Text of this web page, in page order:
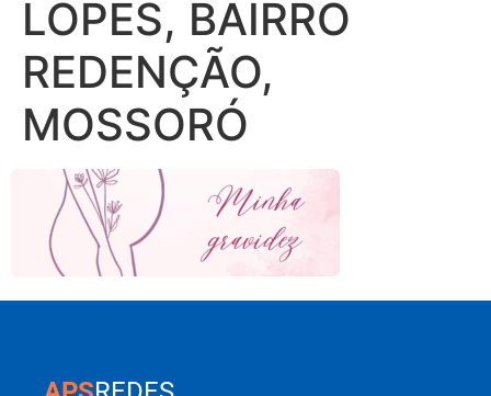
LOPES, BAIRRO
REDENÇÃO,
MOSSORÓ